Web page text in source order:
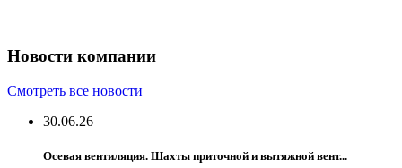
Новости компании
Смотреть все новости
30.06.26
Осевая вентиляция. Шахты приточной и вытяжной вент...